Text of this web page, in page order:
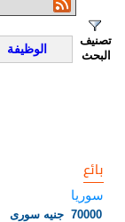
تصنيف
البحث
الوظيفة
بائع
سوريا
70000 جنيه سورى